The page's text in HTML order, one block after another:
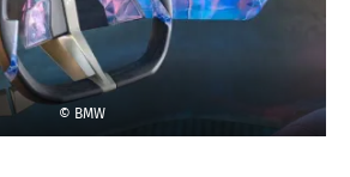
© BMW